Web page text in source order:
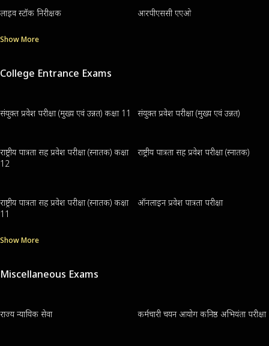
लाइव स्टॉक निरीक्षक आरपीएससी एएओ
Show More
College Entrance Exams
संयुक्त प्रवेश परीक्षा (मुख्य एवं उन्नत) कक्षा 11 संयुक्त प्रवेश परीक्षा (मुख्य एवं उन्नत)
राष्ट्रीय पात्रता सह प्रवेश परीक्षा (स्नातक) कक्षा
12
राष्ट्रीय पात्रता सह प्रवेश परीक्षा (स्नातक)
राष्ट्रीय पात्रता सह प्रवेश परीक्षा (स्नातक) कक्षा
11
ऑनलाइन प्रवेश पात्रता परीक्षा
Show More
Miscellaneous Exams
राज्य न्यायिक सेवा कर्मचारी चयन आयोग कनिष्ठ अभियंता परीक्षा